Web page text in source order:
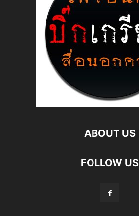
ABOUT US
FOLLOW US